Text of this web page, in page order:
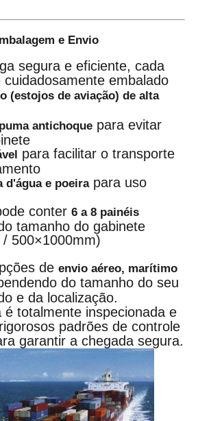
e Envio
segura e eficiente, cada
cuidadosamente embalado
(estojos de aviação) de alta
antichoque para evitar
para facilitar o transporte
d'água e poeirapara uso
conter6 a 8 painéis
tamanho do gabinete
500×1000mm)
de envio aéreo, marítimo
do tamanho do seu
e da localização.
é totalmente inspecionada e
padrões de controle
garantir a chegada segura.